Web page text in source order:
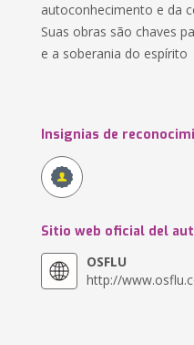
autoconhecimento e da
Suas obras são chaves
e a soberania do espírito
Insignias de
Sitio web oficial del
OSFLU
http://